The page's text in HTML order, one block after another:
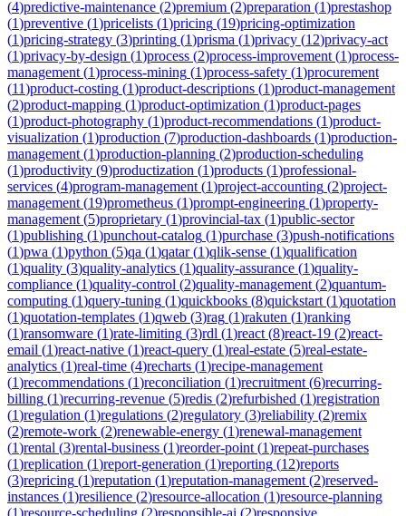
(4)predictive-maintenance (2)premium (2)preparation (1)prestashop
(1)preventive (1)pricelists (1)pricing (19)pricing-optimization
(1)pricing-strategy (3)printing (1)prisma (1)privacy (12)privacy-act
(1)privacy-by-design (1)process (2)process-improvement (1)process-
management (1)process-mining (1)process-safety (1)procurement
(11)product-costing (1)product-descriptions (1)product-management
(2)product-mapping (1)product-optimization (1)product-pages
(1)product-photography (1)product-recommendations (1)product-
visualization (1)production (7)production-dashboards (1)production-
management (1)production-planning (2)production-scheduling
(1)productivity (9)productization (1)products (1)professional-
services (4)program-management (1)project-accounting (2)project-
management (19)prometheus (1)prompt-engineering (1)property-
management (5)proprietary (1)provincial-tax (1)public-sector
(1)publishing (1)punchout-catalog (1)purchase (3)push-notifications
(1)pwa (1)python (5)qa (1)qatar(1)qlik-sense (1)qualification
(1)quality (3)quality-analytics (1)quality-assurance (1)quality-
compliance (1)quality-control (2)quality-management (2)quantum-
computing (1)query-tuning (1)quickbooks (8)quickstart (1)quotation
(1)quotation-templates (1)qweb (3)rag (1)rakuten (1)ranking
(1)ransomware (1)rate-limiting (3)rdl (1)react (8)react-19 (2)react-
email (1)react-native (1)react-query (1)real-estate (5)real-estate-
analytics (1)real-time (4)recharts (1)recipe-management
(1)recommendations (1)reconciliation (1)recruitment (6)recurring-
billing (1)recurring-revenue (5)redis (2)refurbished (1)registration
(1)regulation (1)regulations (2)regulatory (3)reliability (2)remix
(2)remote-work (2)renewable-energy (1)renewal-management
(1)rental (3)rental-business (1)reorder-point (1)repeat-purchases
(1)replication (1)report-generation (1)reporting (12)reports
(3)repricing (1)reputation (1)reputation-management (2)reserved-
instances (1)resilience (2)resource-allocation (1)resource-planning
(1)resource-scheduling (2)responsible-ai (2)responsive